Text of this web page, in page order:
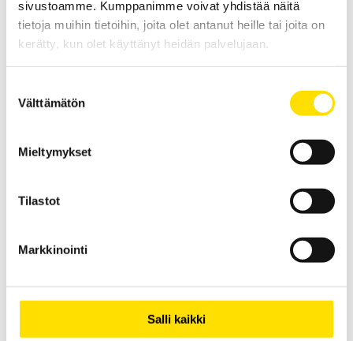
sivustoamme. Kumppanimme voivat yhdistää näitä
tietoja muihin tietoihin, joita olet antanut heille tai joita on
kerätty, kun olet käyttänyt heidän palvelujaan.
valinta
Välttämätön
Mieltymykset
Tilastot
Markkinointi
Salli kaikki
ETL HVC06C-KL-testikaapeli HVP06C-liittimellä ja
isolla hauenleualla
HVC06C-BKL-testikaapeli HVP06C-liittimellä ja hauenleualla.